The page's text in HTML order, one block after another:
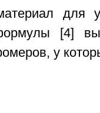
для
[4]
у